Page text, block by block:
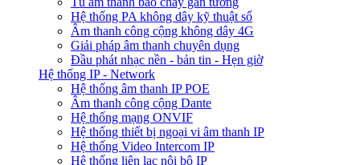
Hệ thống PA không dây kỹ thuật số
Âm thanh công cộng không dây 4G
Giải pháp âm thanh chuyên dụng
Đầu phát nhạc nền - bản tin - Hẹn giờ
Hệ thống IP - Network
Hệ thống âm thanh IP POE
Âm thanh công cộng Dante
Hệ thống mạng ONVIF
Hệ thống thiết bị ngoại vi âm thanh IP
Hệ thống Video Intercom IP
Hệ thống liên lạc nội bộ IP